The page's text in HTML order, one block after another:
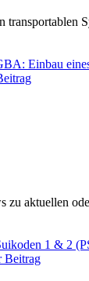
transportablen
Einbau
zu aktuellen
1 & 2
Beitrag